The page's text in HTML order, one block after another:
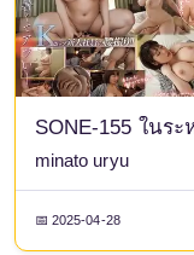
minato uryu
📅 2025-04-28